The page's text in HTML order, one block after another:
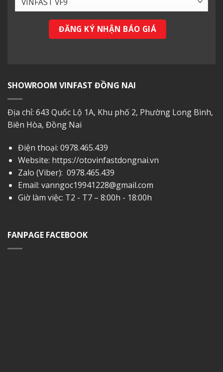
SHOWROOM VINFAST ĐỒNG NAI
Địa chỉ: 643 Quốc Lộ 1A, Khu phố 2, Phường Long Bình,
Biên Hòa, Đồng Nai
Điện thoại: 0978.465.439
Website: https://otovinfastdongnai.vn
Zalo (Viber): 0978.465.439
Email: vanngoc19941228@gmail.com
Giờ làm việc: T2 - T7 – 8:00h - 18:00h
FANPAGE FACEBOOK